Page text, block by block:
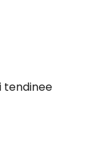
tendinee